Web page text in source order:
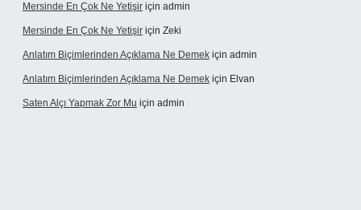
Mersinde En Çok Ne Yetişir için admin
Mersinde En Çok Ne Yetişir için Zeki
Anlatım Biçimlerinden Açıklama Ne Demek için admin
Anlatım Biçimlerinden Açıklama Ne Demek için Elvan
Saten Alçı Yapmak Zor Mu için admin